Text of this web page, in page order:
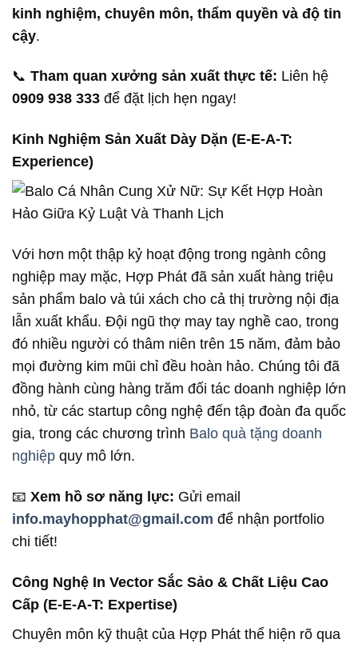
kinh nghiệm, chuyên môn, thẩm quyền và độ tin
cậy.
📞 Tham quan xưởng sản xuất thực tế: Liên hệ
0909 938 333 để đặt lịch hẹn ngay!
Kinh Nghiệm Sản Xuất Dày Dặn (E-E-A-T:
Experience)
Với hơn một thập kỷ hoạt động trong ngành công
nghiệp may mặc, Hợp Phát đã sản xuất hàng triệu
sản phẩm balo và túi xách cho cả thị trường nội địa
lẫn xuất khẩu. Đội ngũ thợ may tay nghề cao, trong
đó nhiều người có thâm niên trên 15 năm, đảm bảo
mọi đường kim mũi chỉ đều hoàn hảo. Chúng tôi đã
đồng hành cùng hàng trăm đối tác doanh nghiệp lớn
nhỏ, từ các startup công nghệ đến tập đoàn đa quốc
gia, trong các chương trình Balo quà tặng doanh
nghiệp quy mô lớn.
📧 Xem hồ sơ năng lực: Gửi email
info.mayhopphat@gmail.com để nhận portfolio
chi tiết!
Công Nghệ In Vector Sắc Sảo & Chất Liệu Cao
Cấp (E-E-A-T: Expertise)
Chuyên môn kỹ thuật của Hợp Phát thể hiện rõ qua